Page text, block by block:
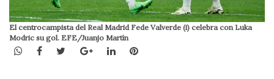
El centrocampista del Real Madrid Fede Valverde (i) celebra con Luka
Modric su gol. EFE/Juanjo Martín
WhatsApp
Facebook
TwitterGoogle+LinkedInPinterest